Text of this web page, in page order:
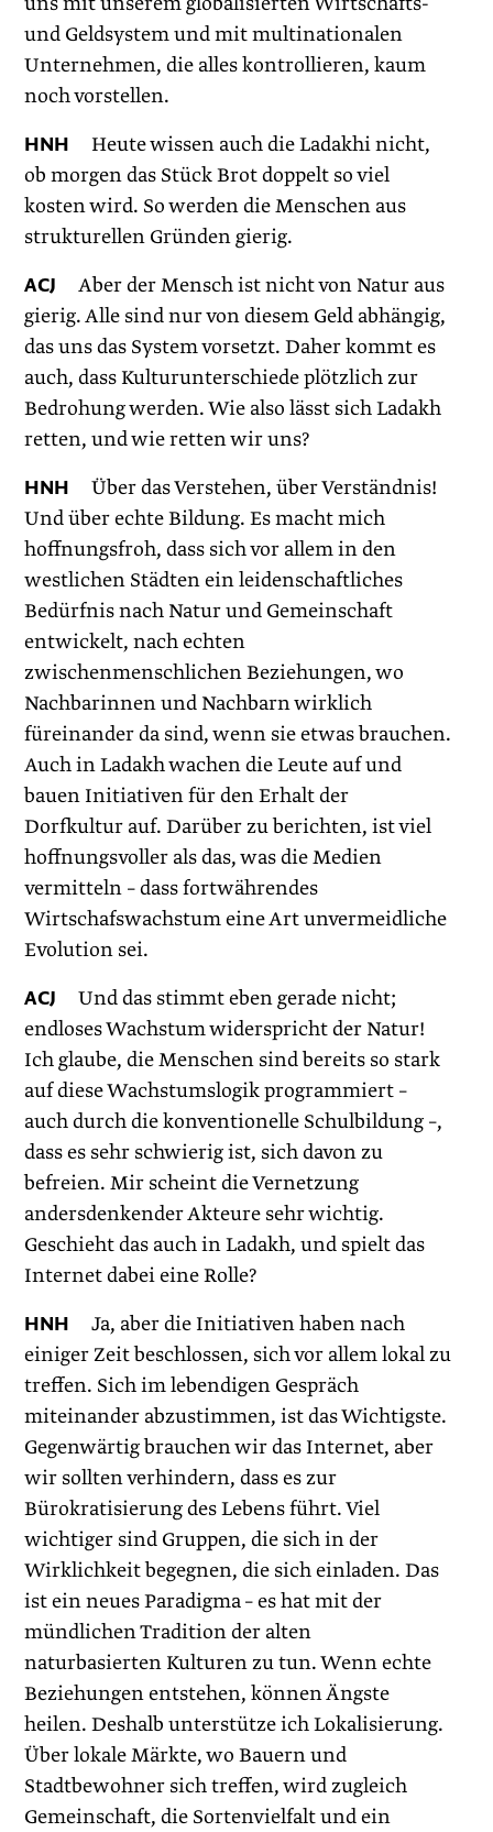
und Geldsystem und mit multinationalen
Unternehmen, die alles kon­trollieren, kaum
noch vorstellen.
HNH Heute wissen auch die Ladakhi nicht,
ob morgen das Stück Brot doppelt so viel
kosten wird. So werden die Menschen aus
strukturellen Gründen gierig.
ACJ Aber der Mensch ist nicht von Natur aus
gierig. Alle sind nur von diesem Geld abhängig,
das uns das System vorsetzt. Daher kommt es
auch, dass Kultur­unterschiede plötzlich zur
Bedrohung werden. Wie also lässt sich Ladakh
retten, und wie retten wir uns?
HNH Über das Verstehen, über Verständnis!
Und über echte Bildung. Es macht mich
hoffnungsfroh, dass sich vor allem in den
westlichen Städten ein leidenschaftliches
Bedürfnis nach Natur und Gemeinschaft
entwickelt, nach echten
zwischenmenschlichen Beziehungen, wo
Nachbarinnen und Nachbarn wirklich
füreinander da sind, wenn sie etwas brauchen.
Auch in Ladakh wachen die Leute auf und
bauen Initiativen für den Erhalt der
Dorfkultur auf. Darüber zu berichten, ist viel
hoffnungsvoller als das, was die Medien
vermitteln – dass fortwährendes
Wirtschafswachstum eine Art unvermeidliche
Evolution sei.
ACJ Und das stimmt eben gerade nicht;
endloses Wachstum widerspricht der Natur!
Ich glaube, die Menschen sind bereits so stark
auf diese Wachstumslogik programmiert –
auch durch die konventionelle Schulbildung –,
dass es sehr schwierig ist, sich davon zu
befreien. Mir scheint die Vernetzung
andersdenkender Akteure sehr wichtig.
Geschieht das auch in Ladakh, und spielt das
Internet dabei eine Rolle?
HNH Ja, aber die Initiativen haben nach
einiger Zeit beschlossen, sich vor allem lokal zu
treffen. Sich im lebendigen Gespräch
miteinander abzustimmen, ist das Wichtigste.
Gegenwärtig brauchen wir das Internet, aber
wir sollten verhindern, dass es zur
Bürokratisierung des Lebens führt. Viel
wichtiger sind Gruppen, die sich in der
Wirklichkeit begegnen, die sich einladen. Das
ist ein neues Paradigma – es hat mit der
mündlichen Tradition der alten
naturbasierten Kulturen zu tun. Wenn echte
Beziehungen entstehen, können Ängste
heilen. Deshalb unterstütze ich Lokalisierung.
Über lokale Märkte, wo Bauern und
Stadtbewohner sich treffen, wird zugleich
Gemeinschaft, die Sortenvielfalt und ein